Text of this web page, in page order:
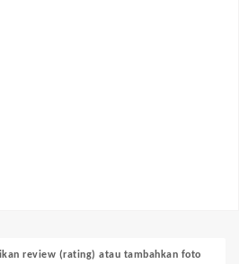
review (rating) atau tambahkan foto